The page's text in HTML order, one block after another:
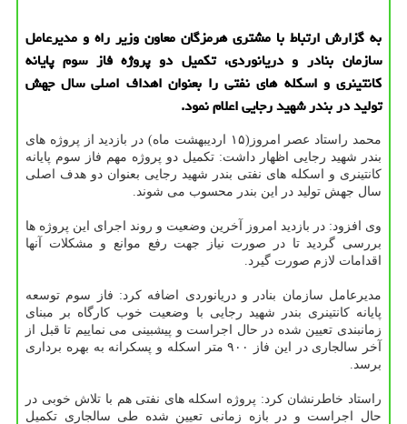
به گزارش ارتباط با مشتری هرمزگان معاون وزیر راه و مدیرعامل
سازمان بنادر و دریانوردی، تكمیل دو پروژه فاز سوم پایانه
كانتینری و اسكله های نفتی را بعنوان اهداف اصلی سال جهش
تولید در بندر شهید رجایی اعلام نمود.
محمد راستاد عصر امروز(۱۵ اردیبهشت ماه) در بازدید از پروژه های
بندر شهید رجایی اظهار داشت: تکمیل دو پروژه مهم فاز سوم پایانه
کانتینری و اسکله های نفتی بندر شهید رجایی بعنوان دو هدف اصلی
سال جهش تولید در این بندر محسوب می شوند.
وی افزود: در بازدید امروز آخرین وضعیت و روند اجرای این پروژه ها
بررسی گردید تا در صورت نیاز جهت رفع موانع و مشکلات آنها
اقدامات لازم صورت گیرد.
مدیرعامل سازمان بنادر و دریانوردی اضافه کرد: فاز سوم توسعه
پایانه کانتینری بندر شهید رجایی با وضعیت خوب کارگاه بر مبنای
زمانبندی تعیین شده در حال اجراست و پیشبینی می نماییم تا قبل از
آخر سالجاری در این فاز ۹۰۰ متر اسکله و پسکرانه به بهره برداری
برسد.
راستاد خاطرنشان کرد: پروژه اسکله های نفتی هم با تلاش خوبی در
حال اجراست و در بازه زمانی تعیین شده طی سالجاری تکمیل